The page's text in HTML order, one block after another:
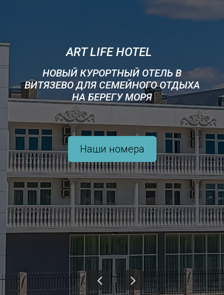
ART LIFE HOTEL
НОВЫЙ КУРОРТНЫЙ ОТЕЛЬ В
ВИТЯЗЕВО ДЛЯ СЕМЕЙНОГО ОТДЫХА
НА БЕРЕГУ МОРЯ
Наши номера